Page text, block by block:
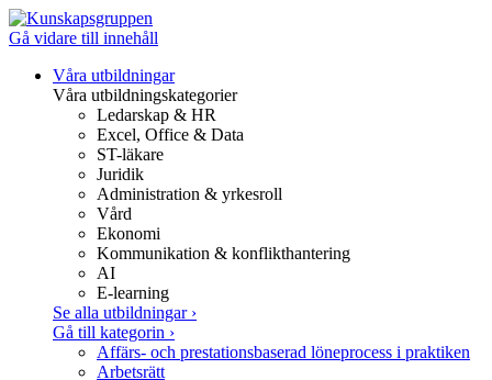
Gå vidare till innehåll
Våra utbildningar
Våra utbildningskategorier
Ledarskap & HR
Excel, Office & Data
ST-läkare
Juridik
Administration & yrkesroll
Vård
Ekonomi
Kommunikation & konflikthantering
AI
E-learning
Se alla utbildningar ›
Gå till kategorin ›
Affärs- och prestationsbaserad löneprocess i praktiken
Arbetsrätt